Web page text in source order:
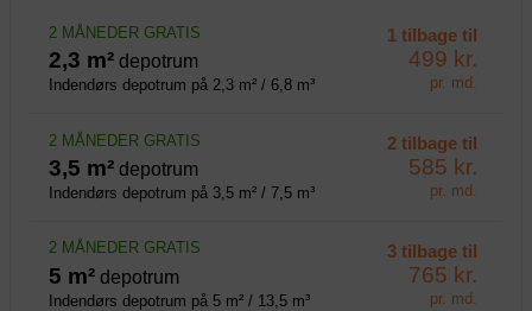
2 MÅNEDER GRATIS
2,3 m² depotrum
Indendørs depotrum på 2,3 m² / 6,8 m³
1 tilbage til
499 kr.
pr. md.
2 MÅNEDER GRATIS
3,5 m² depotrum
Indendørs depotrum på 3,5 m² / 7,5 m³
2 tilbage til
585 kr.
pr. md.
2 MÅNEDER GRATIS
5 m² depotrum
Indendørs depotrum på 5 m² / 13,5 m³
3 tilbage til
765 kr.
pr. md.